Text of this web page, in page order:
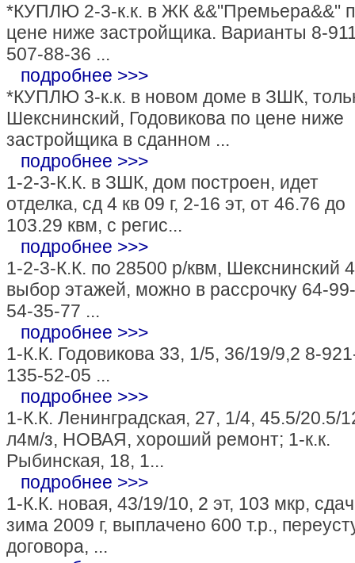
*КУПЛЮ 2-3-к.к. в ЖК &&"Премьера&&"
цене ниже застройщика. Варианты 8-
507-88-36 ...
подробнее >>>
*КУПЛЮ 3-к.к. в новом доме в ЗШК,
Шекснинский, Годовикова по цене ниже
застройщика в сданном ...
подробнее >>>
1-2-3-К.К. в ЗШК, дом построен, идет
отделка, сд 4 кв 09 г, 2-16 эт, от 46.76 до
103.29 квм, с регис...
подробнее >>>
1-2-3-К.К. по 28500 р/квм, Шекснинский
выбор этажей, можно в рассрочку 64-
54-35-77 ...
подробнее >>>
1-К.К. Годовикова 33, 1/5, 36/19/9,2 8-
135-52-05 ...
подробнее >>>
1-К.К. Ленинградская, 27, 1/4, 45.5/20.5/
л4м/з, НОВАЯ, хороший ремонт; 1-к.к.
Рыбинская, 18, 1...
подробнее >>>
1-К.К. новая, 43/19/10, 2 эт, 103 мкр,
зима 2009 г, выплачено 600 т.р.,
договора, ...